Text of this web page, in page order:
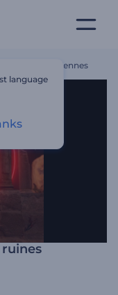
Ruines Anciennes
language